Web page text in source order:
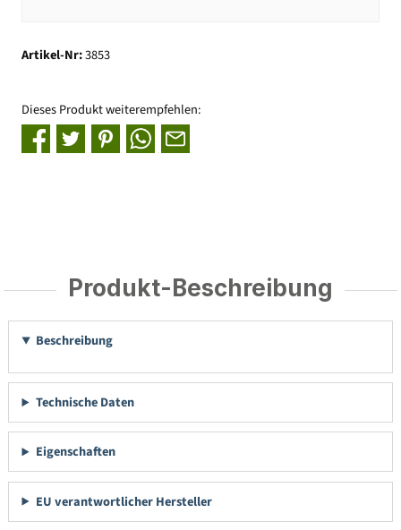
Artikel-Nr:3853
Dieses Produkt weiterempfehlen:
Produkt-Beschreibung
Beschreibung
Technische Daten
Eigenschaften
EU verantwortlicher Hersteller